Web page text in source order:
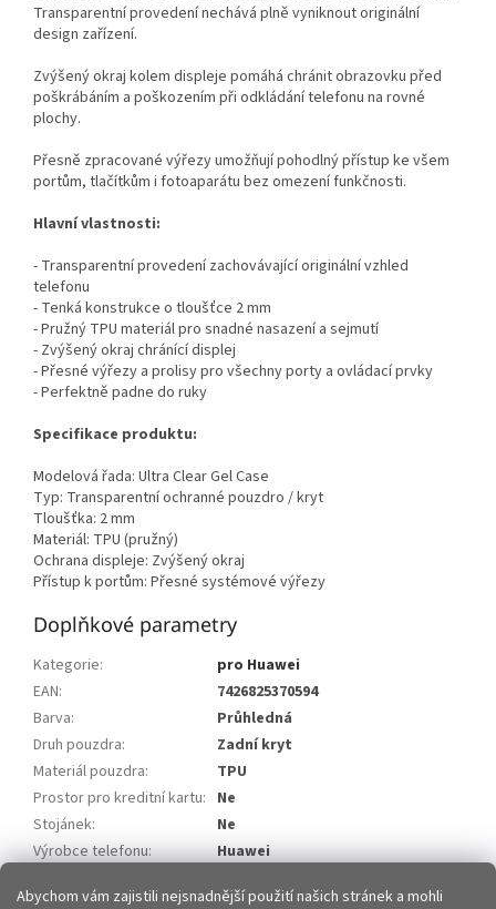
Abychom vám zajistili nejsnadnější použití našich stránek a mohli
Transparentní provedení nechává plně vyniknout originální
design zařízení.
Zvýšený okraj kolem displeje pomáhá chránit obrazovku před
poškrábáním a poškozením při odkládání telefonu na rovné
plochy.
Přesně zpracované výřezy umožňují pohodlný přístup ke všem
portům, tlačítkům i fotoaparátu bez omezení funkčnosti.
Hlavní vlastnosti:
- Transparentní provedení zachovávající originální vzhled
telefonu
- Tenká konstrukce o tloušťce 2 mm
- Pružný TPU materiál pro snadné nasazení a sejmutí
- Zvýšený okraj chránící displej
- Přesné výřezy a prolisy pro všechny porty a ovládací prvky
- Perfektně padne do ruky
Specifikace produktu:
Modelová řada: Ultra Clear Gel Case
Typ: Transparentní ochranné pouzdro / kryt
Tloušťka: 2 mm
Materiál: TPU (pružný)
Ochrana displeje: Zvýšený okraj
Přístup k portům: Přesné systémové výřezy
Doplňkové parametry
Kategorie:
pro Huawei
EAN:
7426825370594
Barva:
Průhledná
Druh pouzdra:
Zadní kryt
Materiál pouzdra:
TPU
Prostor pro kreditní kartu: Ne
Stojánek:
Ne
Výrobce telefonu:
Huawei